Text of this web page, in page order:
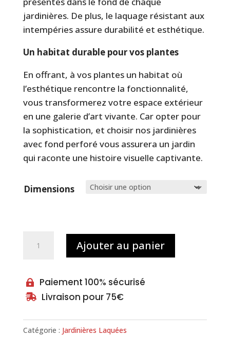
jardinières. De plus, le laquage résistant aux
intempéries assure durabilité et esthétique.
Un habitat durable pour vos plantes
En offrant, à vos plantes un habitat où
l’esthétique rencontre la fonctionnalité,
vous transformerez votre espace extérieur
en une galerie d’art vivante. Car opter pour
la sophistication, et choisir nos jardinières
avec fond perforé vous assurera un jardin
qui raconte une histoire visuelle captivante.
Dimensions
rondes
en
Ajouter au panier
 Paiement 100% sécurisé
 Livraison pour 75€
Catégorie : Jardinières Laquées